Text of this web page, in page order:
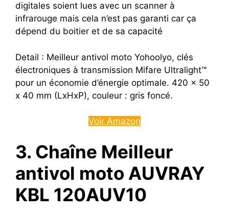
digitales soient lues avec un scanner à
infrarouge mais cela n’est pas garanti car ça
dépend du boitier et de sa capacité
Detail : Meilleur antivol moto Yohoolyo, clés
électroniques à transmission Mifare Ultralight™
pour un économie d’énergie optimale. 420 x 50
x 40 mm (LxHxP), couleur : gris foncé.
Voir Amazon
3. Chaîne Meilleur
antivol moto AUVRAY
KBL 120AUV10